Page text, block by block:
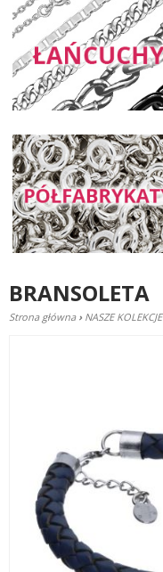
BRANSOLETA
Strona główna › NASZE KOLEKCJE